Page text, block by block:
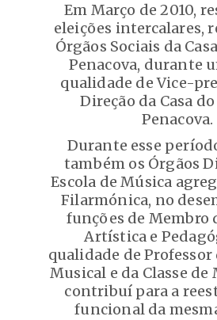
Em Março de 2010,
eleições intercalares,
Órgãos Sociais da
Penacova, durante
qualidade de Vice-
Direção da Casa
Penacova.
Durante esse
também os Órgãos
Escola de Música
Filarmónica, no
funções de Membro
Artística e
qualidade de Professor
Musical e da Classe de
contribuí para a
funcional da